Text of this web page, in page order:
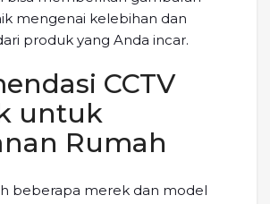
mengenai kelebihan dan
produk yang Anda incar.
CCTV
untuk
Rumah
beberapa merek dan model